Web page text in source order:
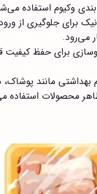
وکیوم استفاده
برای جلوگیری از
می‌رود.
برای حفظ کیفیت
بهداشتی مانند
محصولات استفاده